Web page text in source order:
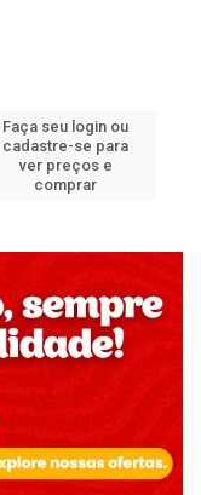
Faça seu login ou
cadastre-se para
ver preços e
comprar